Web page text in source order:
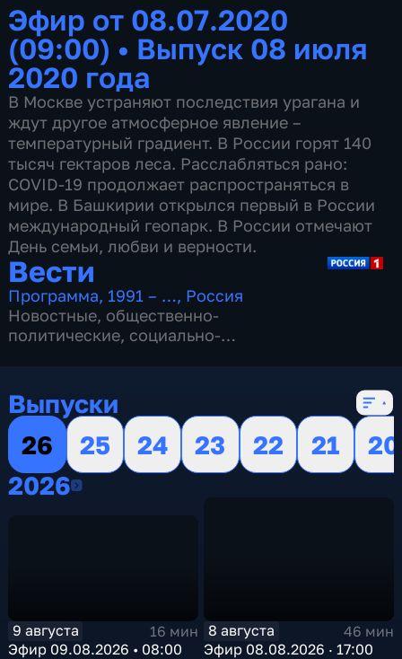
Эфир от 08.07.2020
(09:00) • Выпуск 08 июля
2020 года
В Москве устраняют последствия урагана и
ждут другое атмосферное явление –
температурный градиент. В России горят 140
тысяч гектаров леса. Расслабляться рано:
COVID-19 продолжает распространяться в
мире. В Башкирии открылся первый в России
международный геопарк. В России отмечают
День семьи, любви и верности.
Вести
Программа, 1991 – …, Россия
Новостные, общественно-
политические, социально-
Выпуски
26
25 24 23 22 21
20
20262026
9 августа
16 мин
Эфир 09.08.2026 • 08:00
8 августа
46 мин
Эфир 08.08.2026 · 17:00